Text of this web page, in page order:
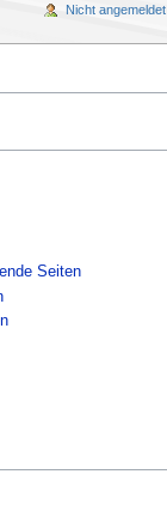
Seiten
Nicht angemeldet